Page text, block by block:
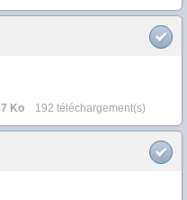
Ko 192 téléchargement(s)